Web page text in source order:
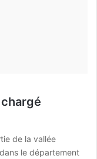
de la vallée
le département